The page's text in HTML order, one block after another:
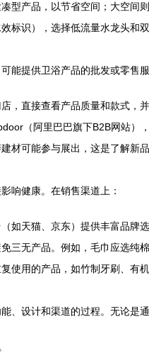
型产品，以节省空间；大空间
标识），选择低流量水龙头和
能提供卫浴产品的批发或零售
，直接查看产品质量和款式，
（阿里巴巴旗下B2B网站）
材可能参与展出，这是了解新
响健康。在销售渠道上：
如天猫、京东）提供丰富品牌
三无产品。例如，毛巾应选纯
使用的产品，如竹制牙刷、有
、设计和渠道的过程。无论是